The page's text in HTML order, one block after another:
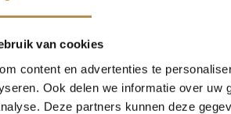
van cookies
content en advertenties te
Ook delen we informatie over
Deze partners kunnen deze